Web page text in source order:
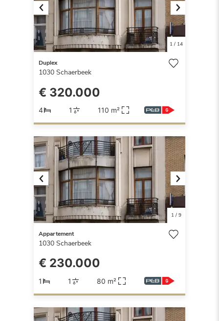
Previous Next
1/ 14
Duplex
1030 Schaerbeek
€ 320.000
4 1 110 m²
Previous Next
1/ 9
Appartement
1030 Schaerbeek
€ 230.000
1 1 80 m²